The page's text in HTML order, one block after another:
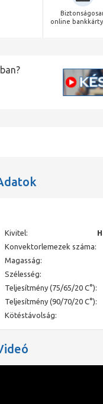
online
Kivitel:
Konvektorlemezek száma:
Magasság:
Szélesség:
Teljesítmény (75/65/20 C°):
Teljesítmény (90/70/20 C°):
Kötéstávolság: